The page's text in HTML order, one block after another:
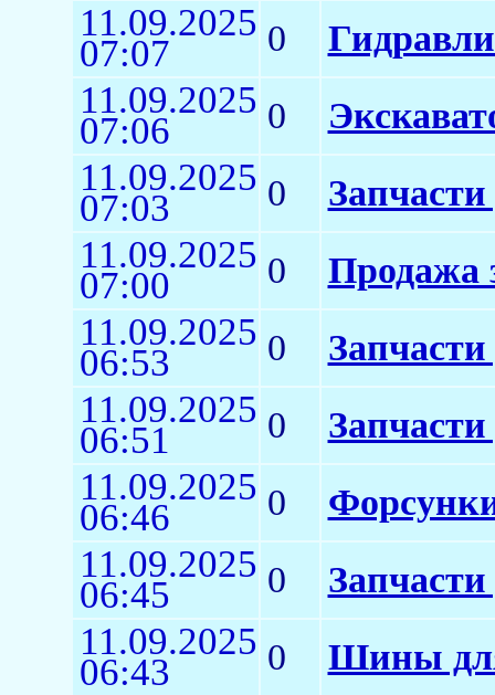
11.09.2025
07:07 0
11.09.2025
07:06 0
11.09.2025
07:03 0
11.09.2025
07:00 0 Продажа
11.09.2025
06:53 0
11.09.2025
06:51 0
11.09.2025
06:46 0
11.09.2025
06:45 0
11.09.2025
06:43 0 Шины